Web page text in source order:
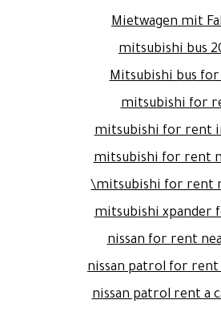
Mietwagen mit
mitsubishi bus
Mitsubishi bus
mitsubishi for
mitsubishi for rent
mitsubishi for rent
mitsubishi for rent
mitsubishi xpander
nissan for rent
nissan patrol for rent
nissan patrol rent a